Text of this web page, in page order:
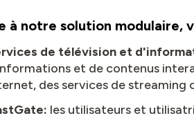
à notre solution modulaire,
de télévision et
et de contenus
des services de streaming
les utilisateurs et